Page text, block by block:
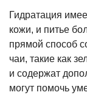
Гидратация
кожи, и питье
прямой способ
чаи, такие как
и содержат
могут помочь